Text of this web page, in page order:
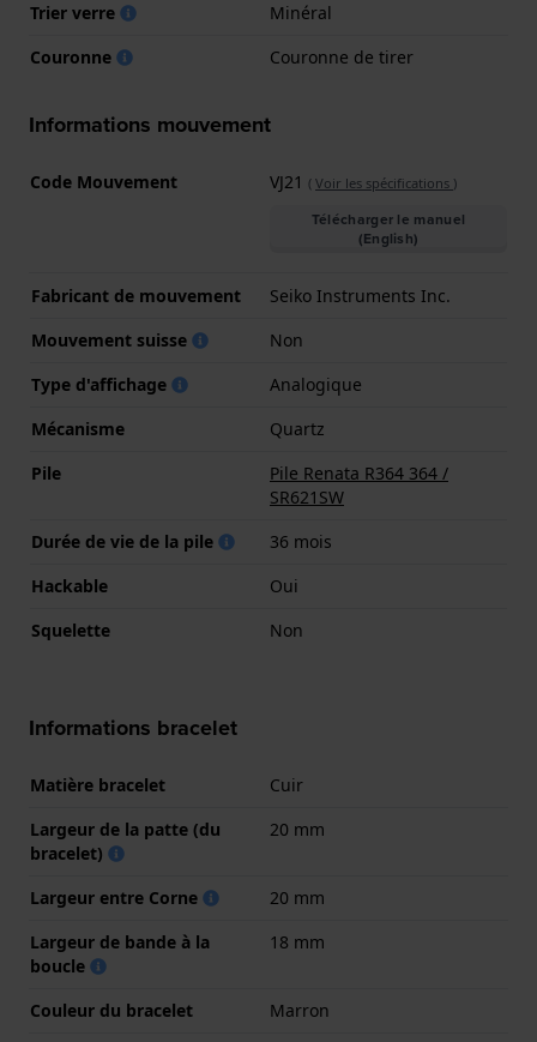
Trier verre
Minéral
Couronne
Couronne de tirer
Informations mouvement
Code Mouvement VJ21 ( Voir les spécifications )
Télécharger le manuel
(English)
Fabricant de mouvement
Seiko Instruments Inc.
Mouvement suisse
Non
Type d'affichage
Analogique
Mécanisme
Quartz
Pile
Pile Renata R364 364 /
SR621SW
Durée de vie de la pile
36 mois
Hackable
Oui
Squelette
Non
Informations bracelet
Matière bracelet
Cuir
Largeur de la patte (du
bracelet)
20 mm
Largeur entre Corne
20 mm
Largeur de bande à la
boucle
18 mm
Couleur du bracelet
Marron